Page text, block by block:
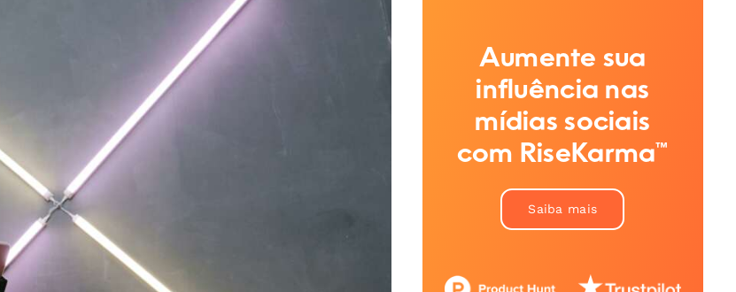
Aumente sua
influência nas
mídias sociais
com RiseKarma™
Saiba mais